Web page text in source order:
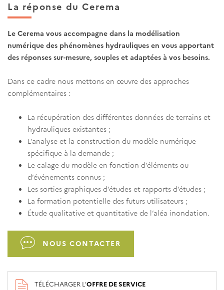
La réponse du Cerema
Le Cerema vous accompagne dans la modélisation
numérique des phénomènes hydrauliques en vous apportant
des réponses sur-mesure, souples et adaptées à vos besoins.
Dans ce cadre nous mettons en œuvre des approches
complémentaires :
La récupération des différentes données de terrains et
hydrauliques existantes ;
L’analyse et la construction du modèle numérique
spécifique à la demande ;
Le calage du modèle en fonction d’éléments ou
d’événements connus ;
Les sorties graphiques d’études et rapports d’études ;
La formation potentielle des futurs utilisateurs ;
Étude qualitative et quantitative de l’aléa inondation.
NOUS CONTACTER
TÉLÉCHARGER L'OFFRE DE SERVICE